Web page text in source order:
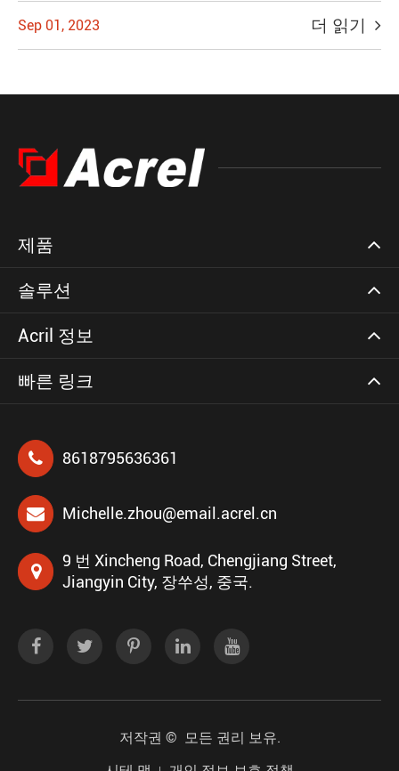
Sep 01, 2023 더 읽기
제품
솔루션
Acril 정보
빠른 링크
8618795636361
Michelle.zhou@email.acrel.cn
9 번 Xincheng Road, Chengjiang Street,
Jiangyin City, 장쑤성, 중국.
저작권 © 모든 권리 보유.